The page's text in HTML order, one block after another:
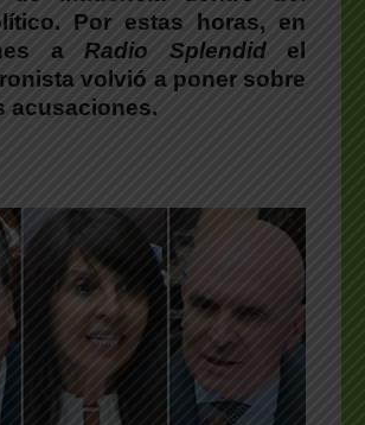
Por estas horas, en
a Radio Splendidel
volvió a poner sobre
acusaciones.